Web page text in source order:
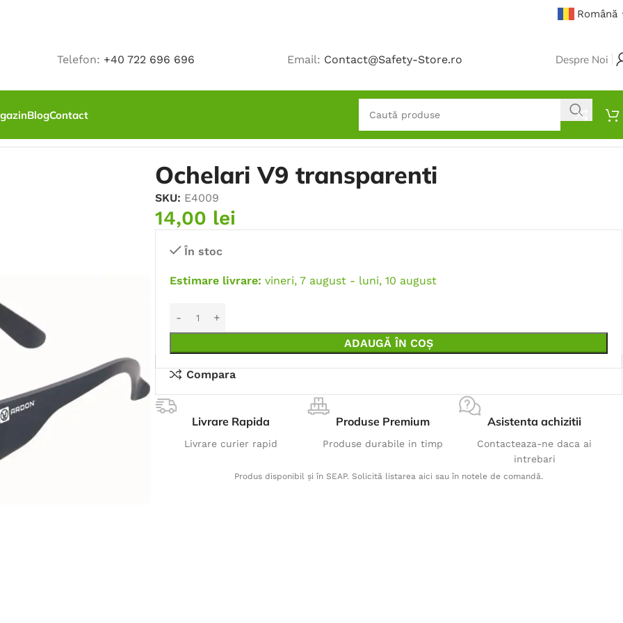
Română
Telefon: +40 722 696 696 Email: Contact@Safety-Store.ro Despre Noi
BlogContact
Ochelari V9 transparenti
SKU: E4009
14,00 lei
În stoc
Estimare livrare: vineri, 7 august - luni, 10 august
ADAUGĂ ÎN COȘ
Compara
Livrare Rapida
Livrare curier rapid
Produse Premium
Produse durabile in timp
Asistenta achizitii
Contacteaza-ne daca ai
intrebari
Produs disponibil și în SEAP. Solicită listarea aici sau în notele de comandă.